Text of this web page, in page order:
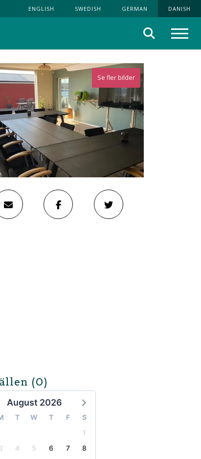
ENGLISH SWEDISH GERMAN DANISH
Søg
Se fler bilder
(0)
August 2026
T W T F
S
1
4 5 6 7
8